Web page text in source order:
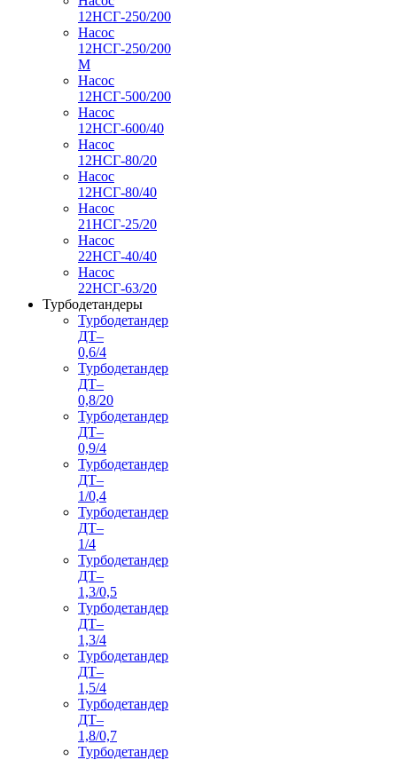
12НСГ-250/200
Насос
12НСГ-250/200
М
Насос
12НСГ-500/200
Насос
12НСГ-600/40
Насос
12НСГ-80/20
Насос
12НСГ-80/40
Насос
21НСГ-25/20
Насос
22НСГ-40/40
Насос
22НСГ-63/20
Турбодетандеры
Турбодетандер
ДТ–
0,6/4
Турбодетандер
ДТ–
0,8/20
Турбодетандер
ДТ–
0,9/4
Турбодетандер
ДТ–
1/0,4
Турбодетандер
ДТ–
1/4
Турбодетандер
ДТ–
1,3/0,5
Турбодетандер
ДТ–
1,3/4
Турбодетандер
ДТ–
1,5/4
Турбодетандер
ДТ–
1,8/0,7
Турбодетандер